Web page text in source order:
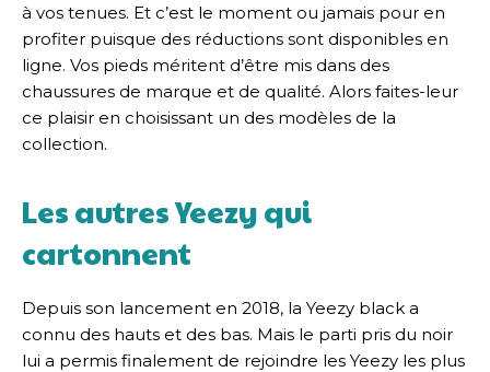
à vos tenues. Et c’est le moment ou jamais pour en
profiter puisque des réductions sont disponibles en
ligne. Vos pieds méritent d’être mis dans des
chaussures de marque et de qualité. Alors faites-leur
ce plaisir en choisissant un des modèles de la
collection.
Les autres Yeezy qui
cartonnent
Depuis son lancement en 2018, la Yeezy black a
connu des hauts et des bas. Mais le parti pris du noir
lui a permis finalement de rejoindre les Yeezy les plus